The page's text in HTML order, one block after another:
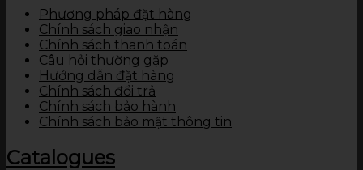
Phương pháp đặt hàng
Chính sách giao nhận
Chính sách thanh toán
Câu hỏi thường gặp
Hướng dẫn đặt hàng
Chính sách đổi trả
Chính sách bảo hành
Chính sách bảo mật thông tin
Catalogues